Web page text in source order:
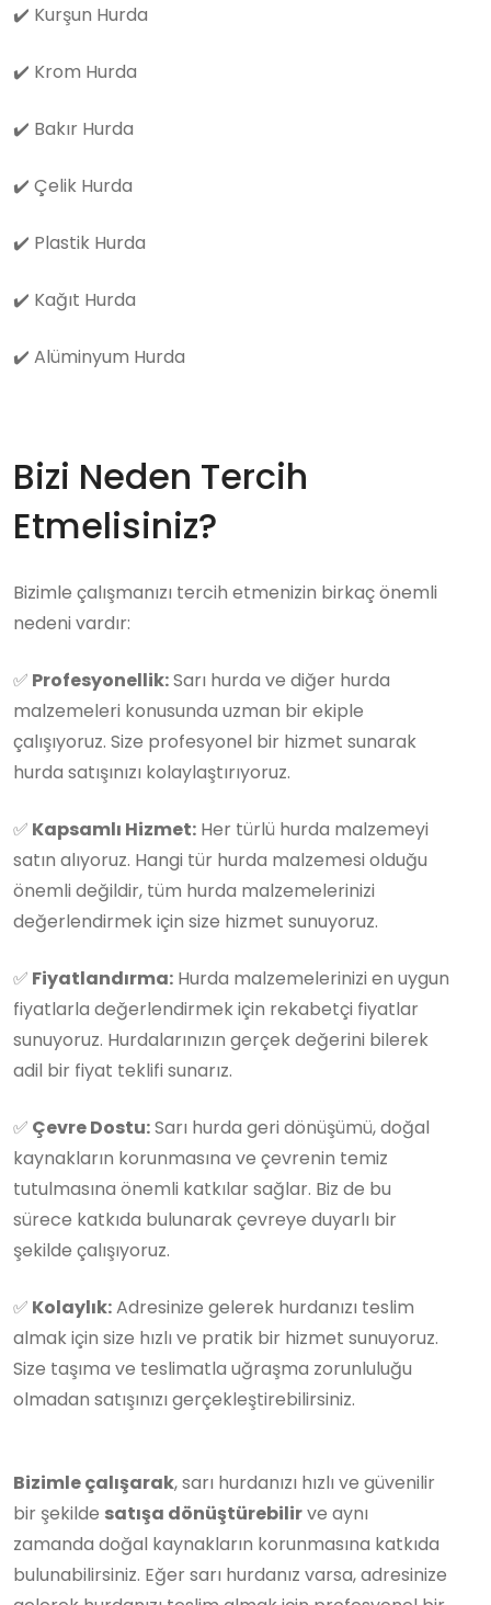
✔️ Kurşun Hurda
✔️ Krom Hurda
✔️ Bakır Hurda
✔️ Çelik Hurda
✔️ Plastik Hurda
✔️ Kağıt Hurda
✔️ Alüminyum Hurda
Bizi Neden Tercih
Etmelisiniz?
Bizimle çalışmanızı tercih etmenizin birkaç önemli
nedeni vardır:
✅ Profesyonellik:Sarı hurda ve diğer hurda
malzemeleri konusunda uzman bir ekiple
çalışıyoruz. Size profesyonel bir hizmet sunarak
hurda satışınızı kolaylaştırıyoruz.
✅ Kapsamlı Hizmet: Her türlü hurda malzemeyi
satın alıyoruz. Hangi tür hurda malzemesi olduğu
önemli değildir, tüm hurda malzemelerinizi
değerlendirmek için size hizmet sunuyoruz.
✅ Fiyatlandırma: Hurda malzemelerinizi en uygun
fiyatlarla değerlendirmek için rekabetçi fiyatlar
sunuyoruz. Hurdalarınızın gerçek değerini bilerek
adil bir fiyat teklifi sunarız.
✅ Çevre Dostu:Sarı hurda geri dönüşümü, doğal
kaynakların korunmasına ve çevrenin temiz
tutulmasına önemli katkılar sağlar. Biz de bu
sürece katkıda bulunarak çevreye duyarlı bir
şekilde çalışıyoruz.
✅ Kolaylık:Adresinize gelerek hurdanızı teslim
almak için size hızlı ve pratik bir hizmet sunuyoruz.
Size taşıma ve teslimatla uğraşma zorunluluğu
olmadan satışınızı gerçekleştirebilirsiniz.
Bizimle çalışarak, sarı hurdanızı hızlı ve güvenilir
bir şekilde satışa dönüştürebilirve aynı
zamanda doğal kaynakların korunmasına katkıda
bulunabilirsiniz. Eğer sarı hurdanız varsa, adresinize